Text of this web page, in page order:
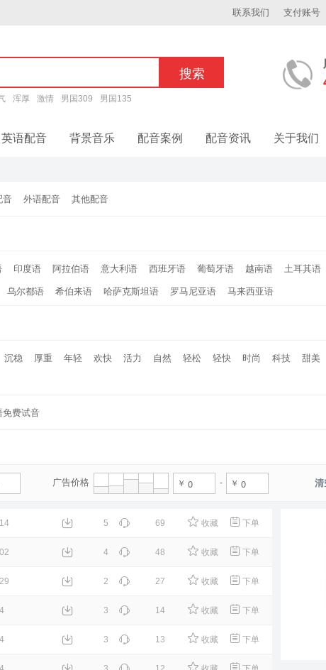
联系我们 支付账号
浑厚 激情 男国309 男国135
英语配音 背景音乐 配音案例 配音资讯 关于我们
音 外语配音 其他配音
印度语 阿拉伯语 意大利语 西班牙语 葡萄牙语 越南语 土耳其语
乌尔都语 希伯来语 哈萨克斯坦语 罗马尼亚语 马来西亚语
沉稳 厚重 年轻 欢快 活力 自然 轻松 轻快 时尚 科技 甜美
免费试音
广告价格 清
5 69 收藏 下单
4 48 收藏 下单
2 27 收藏 下单
3 14 收藏 下单
3 13 收藏 下单